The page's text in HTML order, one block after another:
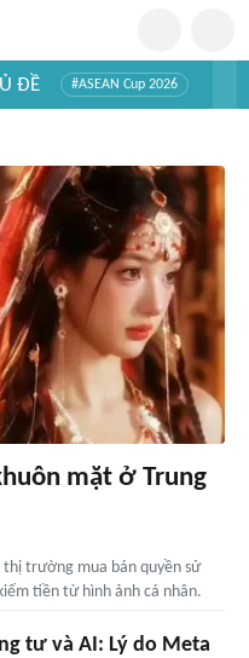
ĐỀ #ASEAN Cup 2026
mặt ở Trung
thị trường mua bán quyền sử
tiền từ hình ảnh cá nhân.
tư và AI: Lý do Meta